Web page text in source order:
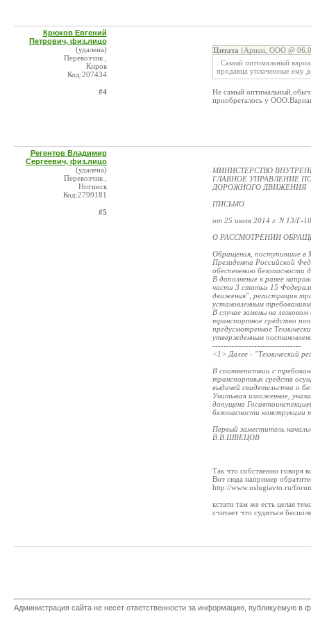
Крюков Евгений
Петрович, физ.лицо
(удалена)
Перевозчик ,
Киров
Код:207434
#4
Цитата (Ариан, ООО @
. Самый оптимальный
продавца уплаченные ему
Не самый
приобреталось у
Регентов Владимир
Сергеевич, физ.лицо
(удалена)
Перевозчик ,
Ногинск
Код:2799181
#5
МИНИСТЕРСТВО
ГЛАВНОЕ УПРАВЛЕНИЕ
ДОРОЖНОГО ДВИЖЕНИЯ
ПИСЬМО
от 25 июля 2014 г. N 13/Г-
О РАССМОТРЕНИИ
Обращения, поступившие в
Президента Российской
обеспечению
В дополнение к ранее
части 3 статьи 15
движения", регистрация
установленным
В случае замены на
транспортное средство
предусмотренное
утвержденным
--------------------------------
<1> Далее - "Технический
В соответствии с
транспортных средств
выдачей свидетельства о
Учитывая изложенное,
допущена
безопасности конструкции
Первый заместитель
В.В.ШВЕЦОВ
Так что собственно говоря
Вот сюда например
http://www.uslugiavto.ru/
кстати там же есть целая
считает что судиться
Администрация сайта не несет ответственности за информацию, публикуемую